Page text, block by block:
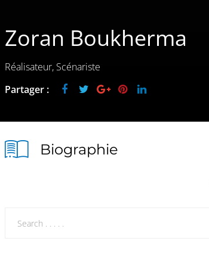
Zoran Boukherma
Réalisateur, Scénariste
Partager :
Biographie